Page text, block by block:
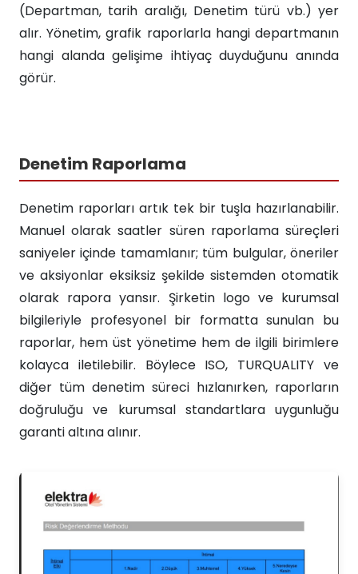
(Departman, tarih aralığı, Denetim türü vb.) yer
alır. Yönetim, grafik raporlarla hangi departmanın
hangi alanda gelişime ihtiyaç duyduğunu anında
görür.
Denetim Raporlama
Denetim raporları artık tek bir tuşla hazırlanabilir.
Manuel olarak saatler süren raporlama süreçleri
saniyeler içinde tamamlanır; tüm bulgular, öneriler
ve aksiyonlar eksiksiz şekilde sistemden otomatik
olarak rapora yansır. Şirketin logo ve kurumsal
bilgileriyle profesyonel bir formatta sunulan bu
raporlar, hem üst yönetime hem de ilgili birimlere
kolayca iletilebilir. Böylece ISO, TURQUALITY ve
diğer tüm denetim süreci hızlanırken, raporların
doğruluğu ve kurumsal standartlara uygunluğu
garanti altına alınır.